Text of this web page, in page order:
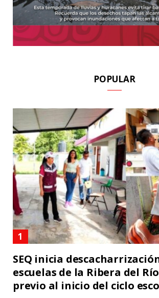
POPULAR
SEQ inicia
escuelas de la Ribera del
previo al inicio del ciclo